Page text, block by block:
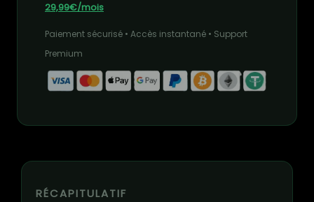
29,99€/mois
Paiement sécurisé • Accès instantané • Support
Premium
RÉCAPITULATIF